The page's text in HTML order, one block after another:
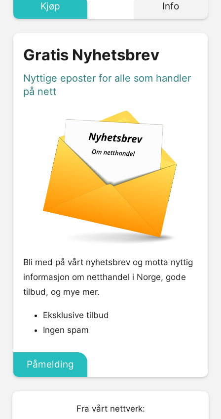
Info
Kjøp
Gratis Nyhetsbrev
Nyttige eposter for alle som handler
på nett
Bli med på vårt nyhetsbrev og motta nyttig
informasjon om netthandel i Norge, gode
tilbud, og mye mer.
Eksklusive tilbud
Ingen spam
Påmelding
Fra vårt nettverk: